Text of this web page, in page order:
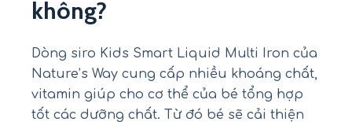
không?
Dòng siro Kids Smart Liquid Multi Iron của
Nature’s Way cung cấp nhiều khoáng chất,
vitamin giúp cho cơ thể của bé tổng hợp
tốt các dưỡng chất. Từ đó bé sẽ cải thiện